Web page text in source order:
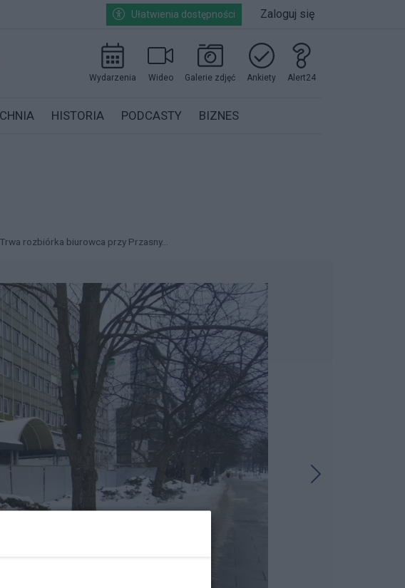
Ułatwienia dostępności Zaloguj się
Wydarzenia Wideo Galerie zdjęć Ankiety Alert24
HISTORIA PODCASTY BIZNES
rozbiórka biurowca przy Przasny...